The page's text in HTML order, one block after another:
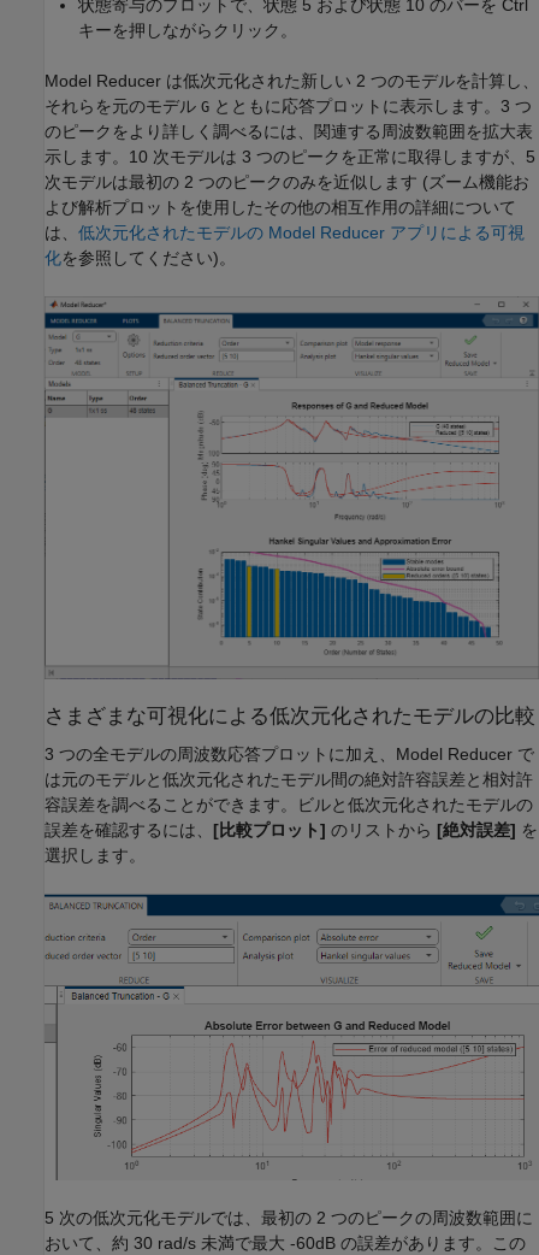
状態寄与のプロットで、状態 5 および状態 10 のバーを Ctrl
キーを押しながらクリック。
Model Reducer は低次元化された新しい 2 つのモデルを計算し、
それらを元のモデル G とともに応答プロットに表示します。3 つ
のピークをより詳しく調べるには、関連する周波数範囲を拡大表
示します。10 次モデルは 3 つのピークを正常に取得しますが、5
次モデルは最初の 2 つのピークのみを近似します (ズーム機能お
よび解析プロットを使用したその他の相互作用の詳細について
は、 低次元化されたモデルの Model Reducer アプリによる可視
化を参照してください)。
さまざまな可視化による低次元化されたモデルの比較
3 つの全モデルの周波数応答プロットに加え、Model Reducer で
は元のモデルと低次元化されたモデル間の絶対許容誤差と相対許
容誤差を調べることができます。ビルと低次元化されたモデルの
誤差を確認するには、 [比較プロット] のリストから [絶対誤差] を
選択します。
5 次の低次元化モデルでは、最初の 2 つのピークの周波数範囲に
おいて、約 30 rad/s 未満で最大 -60dB の誤差があります。この